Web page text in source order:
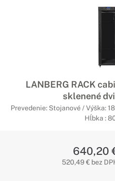
LANBERG RACK
sklenené
Prevedenie: Stojanové / Výška:
Hĺbka :
640,20
520,49 € bez